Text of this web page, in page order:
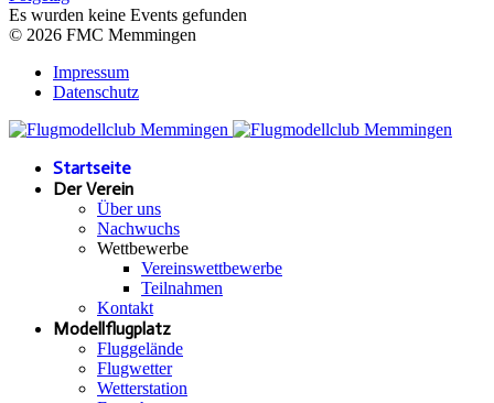
Es wurden keine Events gefunden
© 2026 FMC Memmingen
Impressum
Datenschutz
Startseite
Der Verein
Über uns
Nachwuchs
Wettbewerbe
Vereinswettbewerbe
Teilnahmen
Kontakt
Modellflugplatz
Fluggelände
Flugwetter
Wetterstation